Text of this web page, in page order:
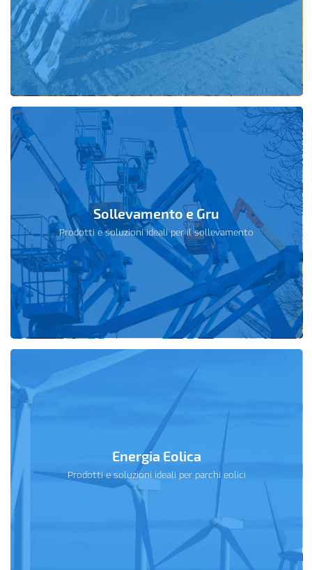
Sollevamento e Gru
Prodotti e soluzioni ideali per il sollevamento
Energia Eolica
Prodotti e soluzioni ideali per parchi eolici